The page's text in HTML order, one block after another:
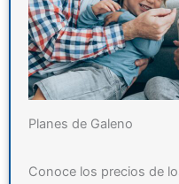
Planes de Galeno
Conoce los precios de